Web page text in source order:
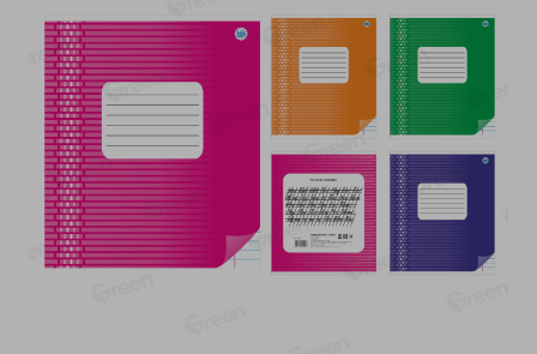
App
Store
Google
Play
AppGallery
+375 44 560-60-61
Время работы Call-центра: Пн.- Пт. с 09.00 до 17.00, СБ, ВС -
выходной